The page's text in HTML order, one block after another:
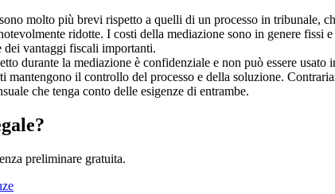
molto più brevi rispetto a quelli di un processo in tribunale,
ridotte. I costi della mediazione sono in genere
dei vantaggi fiscali importanti.
durante la mediazione è confidenziale e non può essere
mantengono il controllo del processo e della soluzione.
che tenga conto delle esigenze di entrambe.
preliminare gratuita.